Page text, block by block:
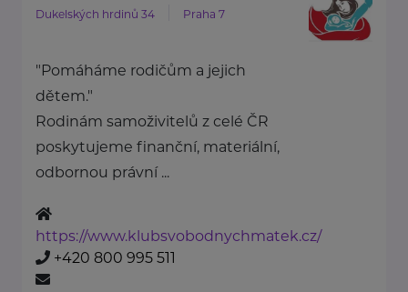
Dukelských hrdinů 34 Praha 7
"Pomáháme rodičům a jejich
dětem."
Rodinám samoživitelů z celé ČR
poskytujeme finanční, materiální,
odbornou právní ...
https://www.klubsvobodnychmatek.cz/
+420 800 995 511